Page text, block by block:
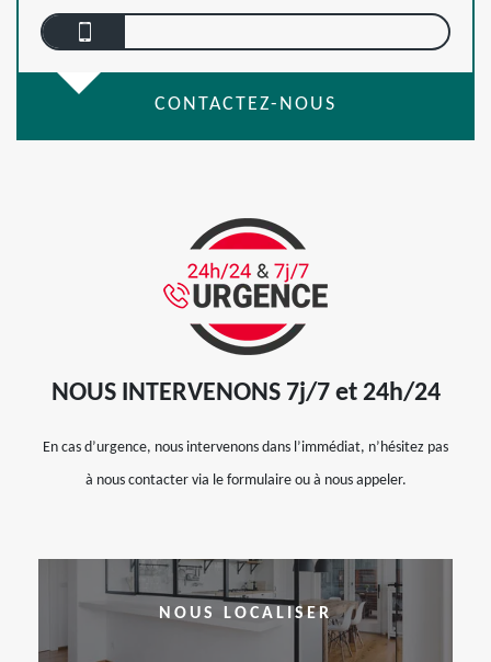
CONTACTEZ-NOUS
NOUS INTERVENONS 7j/7 et 24h/24
En cas d’urgence, nous intervenons dans l’immédiat, n’hésitez pas
à nous contacter via le formulaire ou à nous appeler.
NOUS LOCALISER